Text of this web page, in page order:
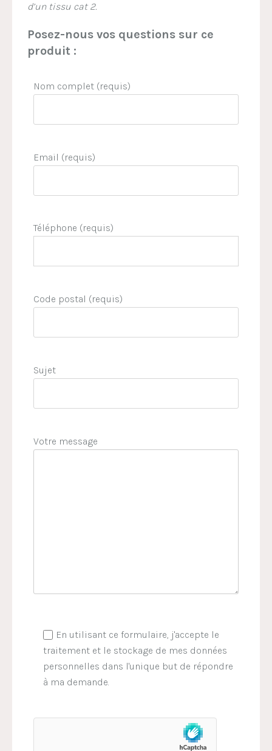
d’un tissu cat 2.
Posez-nous vos questions sur ce
produit :
Nom complet (requis)
Email (requis)
Téléphone (requis)
Code postal (requis)
Sujet
Votre message
En utilisant ce formulaire, j'accepte le
traitement et le stockage de mes données
personnelles dans l'unique but de répondre
à ma demande.